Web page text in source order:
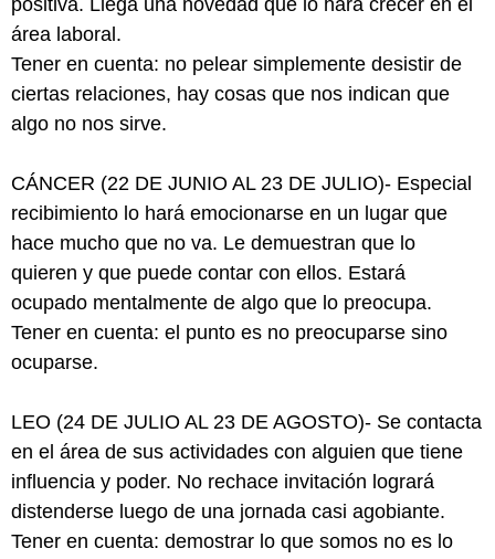
positiva. Llega una novedad que lo hará crecer en el
área laboral.
Tener en cuenta: no pelear simplemente desistir de
ciertas relaciones, hay cosas que nos indican que
algo no nos sirve.
CÁNCER (22 DE JUNIO AL 23 DE JULIO)- Especial
recibimiento lo hará emocionarse en un lugar que
hace mucho que no va. Le demuestran que lo
quieren y que puede contar con ellos. Estará
ocupado mentalmente de algo que lo preocupa.
Tener en cuenta: el punto es no preocuparse sino
ocuparse.
LEO (24 DE JULIO AL 23 DE AGOSTO)- Se contacta
en el área de sus actividades con alguien que tiene
influencia y poder. No rechace invitación logrará
distenderse luego de una jornada casi agobiante.
Tener en cuenta: demostrar lo que somos no es lo